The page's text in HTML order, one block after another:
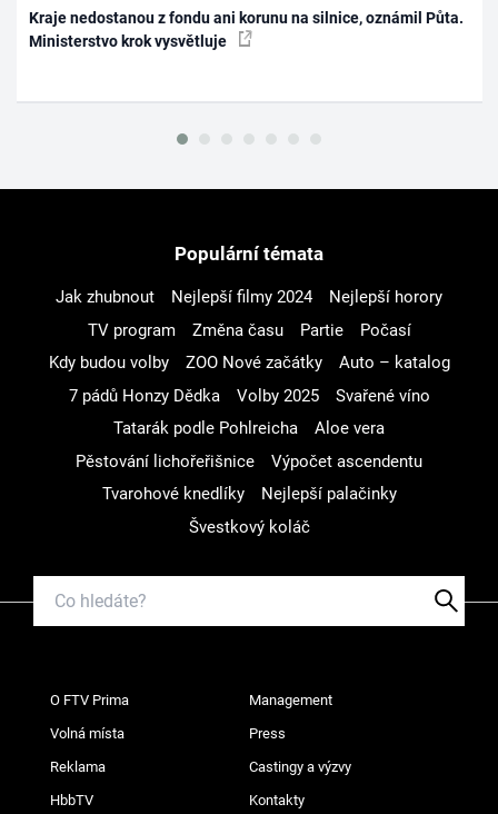
Kraje nedostanou z fondu ani korunu na silnice, oznámil Půta.
Ministerstvo krok vysvětluje
Populární témata
Jak zhubnout Nejlepší filmy 2024
Nejlepší horory
TV program
Změna času Partie
Počasí
Kdy budou volby
ZOO Nové začátky
Auto – katalog
7 pádů Honzy Dědka
Volby 2025
Svařené víno
Tatarák podle Pohlreicha
Aloe vera
Pěstování lichořeřišnice
Výpočet ascendentu
Tvarohové knedlíky
Nejlepší palačinky
Švestkový koláč
O FTV Prima Management
Volná místa Press
Reklama Castingy a výzvy
HbbTV Kontakty